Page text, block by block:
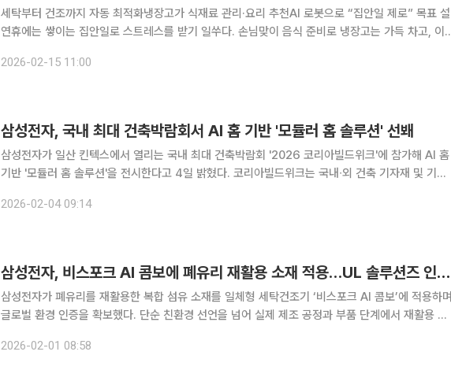
세탁부터 건조까지 자동 최적화냉장고가 식재료 관리·요리 추천AI 로봇으로 “집안일 제로” 목표 설
연휴에는 쌓이는 집안일로 스트레스를 받기 일쑤다. 손님맞이 음식 준비로 냉장고는 가득 차고, 이
가볍게 만든다. 특히, 명절에는 이불·수건 등 대량 세탁
2026-02-15 11:00
삼성전자, 국내 최대 건축박람회서 AI 홈 기반 '모듈러 홈 솔루션' 선봬
삼성전자가 일산 킨텍스에서 열리는 국내 최대 건축박람회 '2026 코리아빌드위크'에 참가해 AI 홈
기반 '모듈러 홈 솔루션'을 전시한다고 4일 밝혔다. 코리아빌드위크는 국내∙외 건축 기자재 및 기술
목조 모듈러 주택사 '공간제작소'와 협업해 AI 홈 기반의
2026-02-04 09:14
삼성전자, 비스포크 AI 콤보에 폐유리 재활용 소재 적용…UL 솔루션즈 인증 획득
삼성전자가 폐유리를 재활용한 복합 섬유 소재를 일체형 세탁건조기 ‘비스포크 AI 콤보’에 적용하며
글로벌 환경 인증을 확보했다. 단순 친환경 선언을 넘어 실제 제조 공정과 부품 단계에서 재활용 소
보’가 글로벌 인증기관 UL 솔루션즈로부터 환경성 주장 검증(E
2026-02-01 08:58